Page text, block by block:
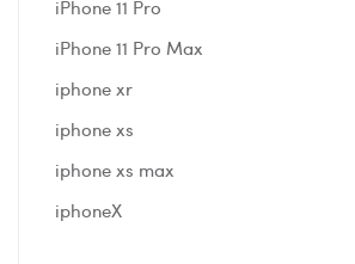
iPhone 11 Pro
iPhone 11 Pro Max
iphone xr
iphone xs
iphone xs max
iphoneX